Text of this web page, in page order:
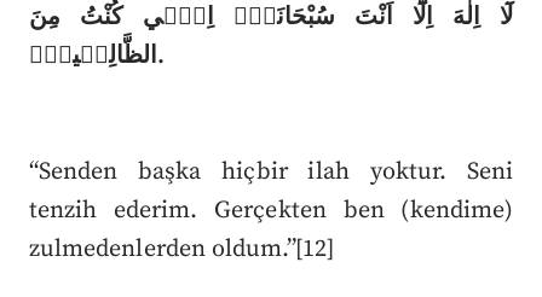
لَٓا اِلٰهَ اِلَّٓا اَنْتَ سُبْحَانَكَۗ اِنّ۪ي كُنْتُ مِنَ
الظَّالِم۪ينَۚ.
“Senden başka hiçbir ilah yoktur. Seni
tenzih ederim. Gerçekten ben (kendime)
zulmedenlerden oldum.”[12]